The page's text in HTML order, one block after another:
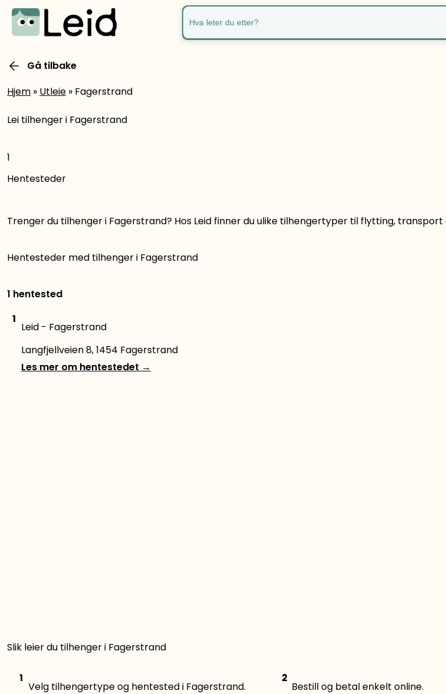
Hva leter du etter?
Gå tilbake
Hjem » Utleie » Fagerstrand
Lei tilhenger i Fagerstrand
1
Hentesteder
Trenger du tilhenger i Fagerstrand? Hos Leid finner du ulike tilhengertyper til flytting,
Hentesteder med tilhenger i Fagerstrand
1 hentested
1
Leid - Fagerstrand
Langfjellveien 8, 1454 Fagerstrand
Les mer om hentestedet →
Slik leier du tilhenger i Fagerstrand
1
Velg tilhengertype og hentested i Fagerstrand.
2
Bestill og betal enkelt online.